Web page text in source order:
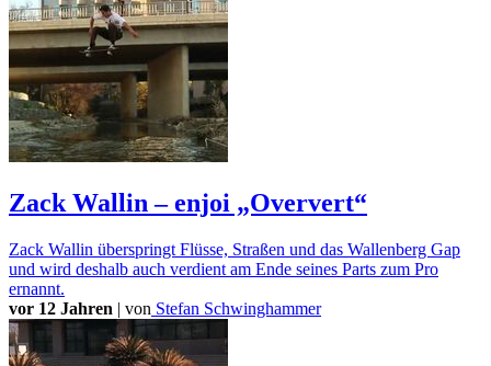
Zack Wallin – enjoi „Oververt“
Zack Wallin überspringt Flüsse, Straßen und das Wallenberg Gap
und wird deshalb auch verdient am Ende seines Parts zum Pro
ernannt.
vor 12 Jahren | von Stefan Schwinghammer